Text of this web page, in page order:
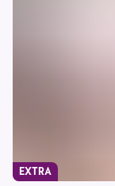
EXTRA